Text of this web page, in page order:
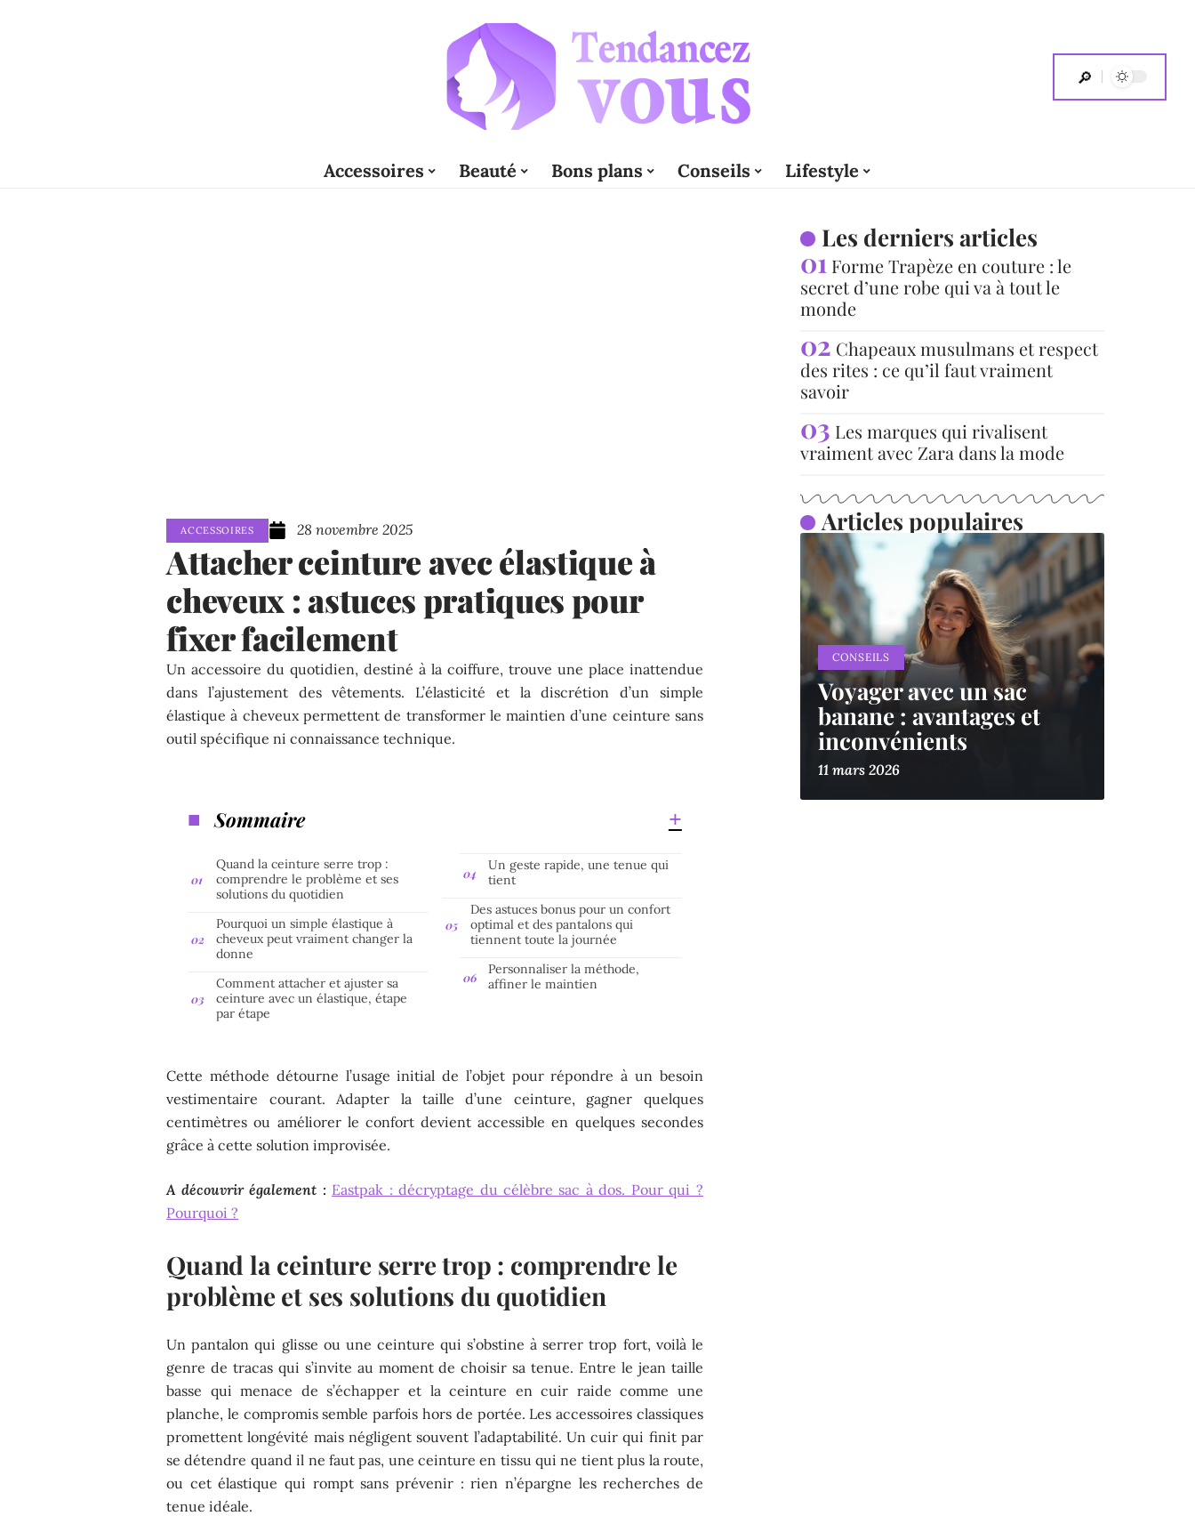
Accessoires Beauté Bons plans Conseils Lifestyle
ACCESSOIRES 28 novembre 2025
Attacher ceinture avec élastique à
cheveux : astuces pratiques pour
fixer facilement
Un accessoire du quotidien, destiné à la coiffure, trouve une place inattendue
dans l’ajustement des vêtements. L’élasticité et la discrétion d’un simple
élastique à cheveux permettent de transformer le maintien d’une ceinture sans
outil spécifique ni connaissance technique.
Sommaire
Quand la ceinture serre trop :
comprendre le problème et ses
solutions du quotidien
Pourquoi un simple élastique à
cheveux peut vraiment changer la
donne
Comment attacher et ajuster sa
ceinture avec un élastique, étape
par étape
Un geste rapide, une tenue qui
tient
Des astuces bonus pour un confort
optimal et des pantalons qui
tiennent toute la journée
Personnaliser la méthode,
affiner le maintien
Cette méthode détourne l’usage initial de l’objet pour répondre à un besoin
vestimentaire courant. Adapter la taille d’une ceinture, gagner quelques
centimètres ou améliorer le confort devient accessible en quelques secondes
grâce à cette solution improvisée.
A découvrir également : Eastpak : décryptage du célèbre sac à dos. Pour qui ?
Pourquoi ?
Quand la ceinture serre trop : comprendre le
problème et ses solutions du quotidien
Un pantalon qui glisse ou une ceinture qui s’obstine à serrer trop fort, voilà le
genre de tracas qui s’invite au moment de choisir sa tenue. Entre le jean taille
basse qui menace de s’échapper et la ceinture en cuir raide comme une
planche, le compromis semble parfois hors de portée. Les accessoires classiques
promettent longévité mais négligent souvent l’adaptabilité. Un cuir qui finit par
se détendre quand il ne faut pas, une ceinture en tissu qui ne tient plus la route,
ou cet élastique qui rompt sans prévenir : rien n’épargne les recherches de
tenue idéale.
Les derniers articles
Forme Trapèze en couture : le
secret d’une robe qui va à tout le
monde
Chapeaux musulmans et respect
des rites : ce qu’il faut vraiment
savoir
Les marques qui rivalisent
vraiment avec Zara dans la mode
Articles populaires
CONSEILS
Voyager avec un sac
banane : avantages et
inconvénients
11 mars 2026